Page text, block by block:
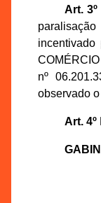
Art. 3º
nº
observado
Art. 4º